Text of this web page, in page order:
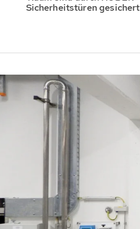
Sicherheitstüren gesichert